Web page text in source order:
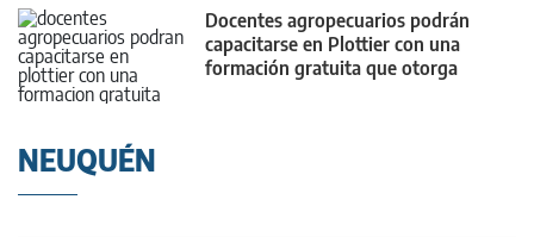
Docentes agropecuarios podrán
capacitarse en Plottier con una
formación gratuita que otorga
NEUQUÉN